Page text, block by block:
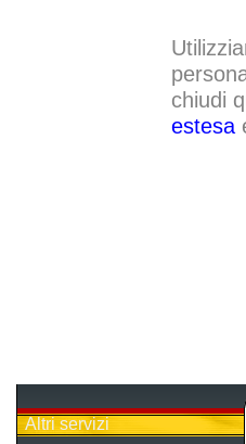
chiudi
estesa
Altri servizi